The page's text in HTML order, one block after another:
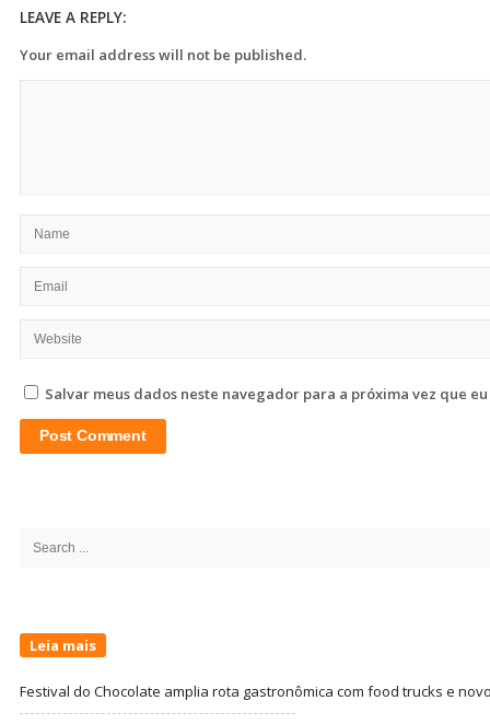
LEAVE A REPLY:
Your email address will not be published.
Salvar meus dados neste navegador para a próxima vez que
Search
Leia mais
Festival do Chocolate amplia rota gastronômica com food trucks e